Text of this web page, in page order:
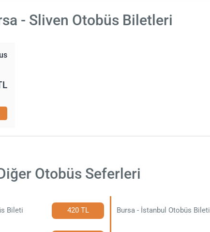
- Sliven Otobüs Biletleri
Otobüs Seferleri
Bileti 420 TL Bursa - İstanbul Otobüs Bileti